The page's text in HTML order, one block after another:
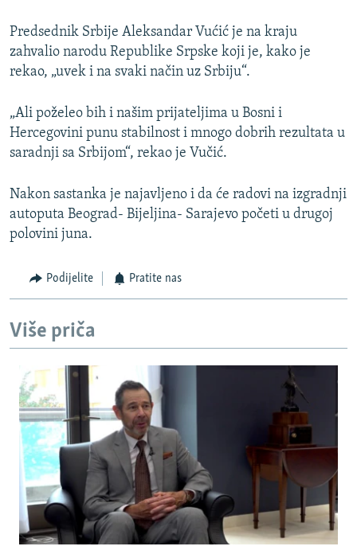
Predsednik Srbije Aleksandar Vućić je na kraju
zahvalio narodu Republike Srpske koji je, kako je
rekao, „uvek i na svaki način uz Srbiju“.
„Ali poželeo bih i našim prijateljima u Bosni i
Hercegovini punu stabilnost i mnogo dobrih rezultata u
saradnji sa Srbijom“, rekao je Vučić.
Nakon sastanka je najavljeno i da će radovi na izgradnji
autoputa Beograd- Bijeljina- Sarajevo početi u drugoj
polovini juna.
Podijelite Pratite nas
Više priča